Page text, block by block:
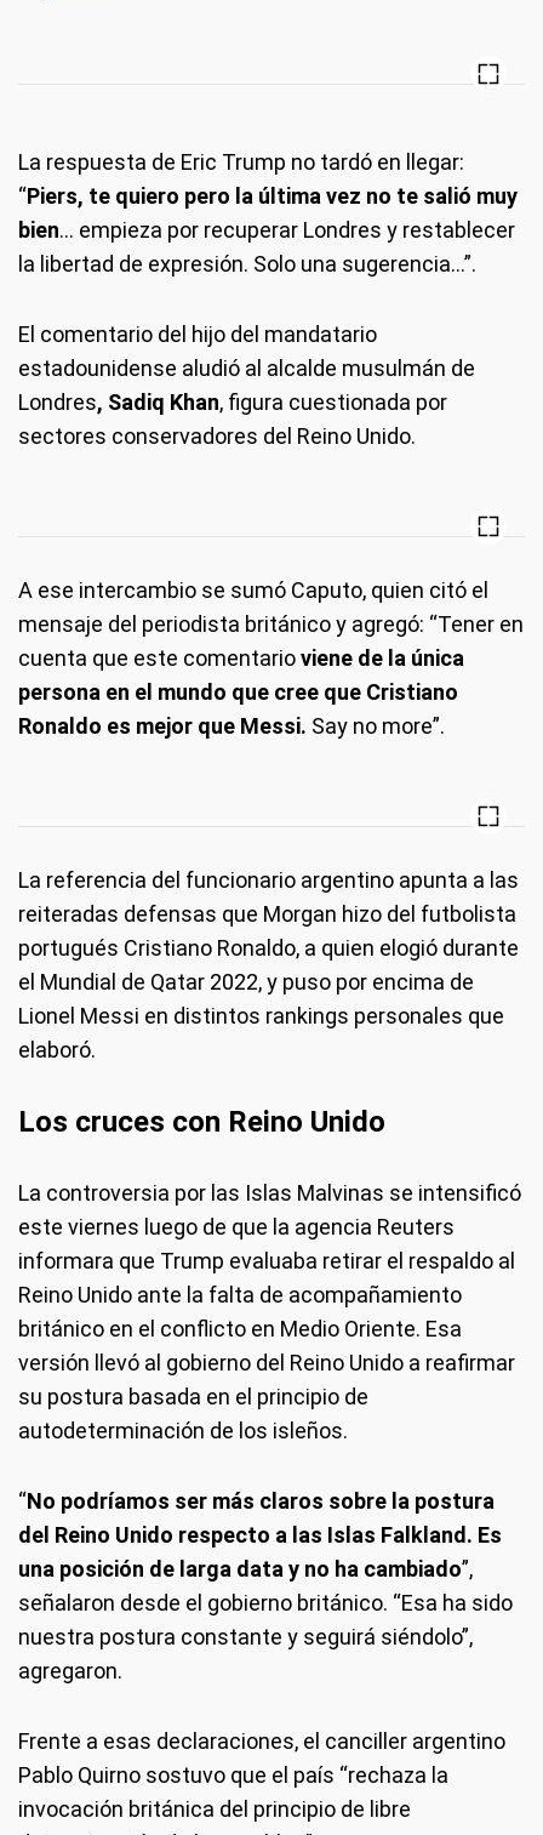
La respuesta de Eric Trump no tardó en llegar:
“Piers, te quiero pero la última vez no te salió muy
bien... empieza por recuperar Londres y restablecer
la libertad de expresión. Solo una sugerencia...”.
El comentario del hijo del mandatario
estadounidense aludió al alcalde musulmán de
Londres, Sadiq Khan, figura cuestionada por
sectores conservadores del Reino Unido.
A ese intercambio se sumó Caputo, quien citó el
mensaje del periodista británico y agregó: “Tener en
cuenta que este comentarioviene de la única
persona en el mundo que cree que Cristiano
Ronaldo es mejor que Messi. Say no more”.
La referencia del funcionario argentino apunta a las
reiteradas defensas que Morgan hizo del futbolista
portugués Cristiano Ronaldo, a quien elogió durante
el Mundial de Qatar 2022, y puso por encima de
Lionel Messi en distintos rankings personales que
elaboró.
Los cruces con Reino Unido
La controversia por las Islas Malvinas se intensificó
este viernes luego de que la agencia Reuters
informara que Trump evaluaba retirar el respaldo al
Reino Unido ante la falta de acompañamiento
británico en el conflicto en Medio Oriente. Esa
versión llevó al gobierno del Reino Unido a reafirmar
su postura basada en el principio de
autodeterminación de los isleños.
“No podríamos ser más claros sobre la postura
del Reino Unido respecto a las Islas Falkland. Es
una posición de larga data y no ha cambiado”,
señalaron desde el gobierno británico. “Esa ha sido
nuestra postura constante y seguirá siéndolo”,
agregaron.
Frente a esas declaraciones, el canciller argentino
Pablo Quirno sostuvo que el país “rechaza la
invocación británica del principio de libre